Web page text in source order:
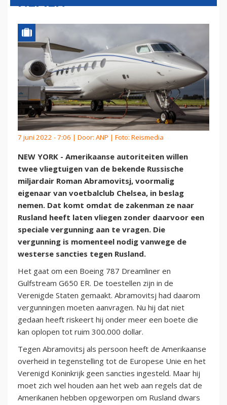
7 juni 2022 - 7:06 | Door: ANP | Foto: Reismedia
NEW YORK - Amerikaanse autoriteiten willen
twee vliegtuigen van de bekende Russische
miljardair Roman Abramovitsj, voormalig
eigenaar van voetbalclub Chelsea, in beslag
nemen. Dat komt omdat de zakenman ze naar
Rusland heeft laten vliegen zonder daarvoor een
speciale vergunning aan te vragen. Die
vergunning is momenteel nodig vanwege de
westerse sancties tegen Rusland.
Het gaat om een Boeing 787 Dreamliner en
Gulfstream G650 ER. De toestellen zijn in de
Verenigde Staten gemaakt. Abramovitsj had daarom
vergunningen moeten aanvragen. Nu hij dat niet
gedaan heeft riskeert hij onder meer een boete die
kan oplopen tot ruim 300.000 dollar.
Tegen Abramovitsj als persoon heeft de Amerikaanse
overheid in tegenstelling tot de Europese Unie en het
Verenigd Koninkrijk geen sancties ingesteld. Maar hij
moet zich wel houden aan het web aan regels dat de
Amerikanen hebben opgeworpen om Rusland dwars